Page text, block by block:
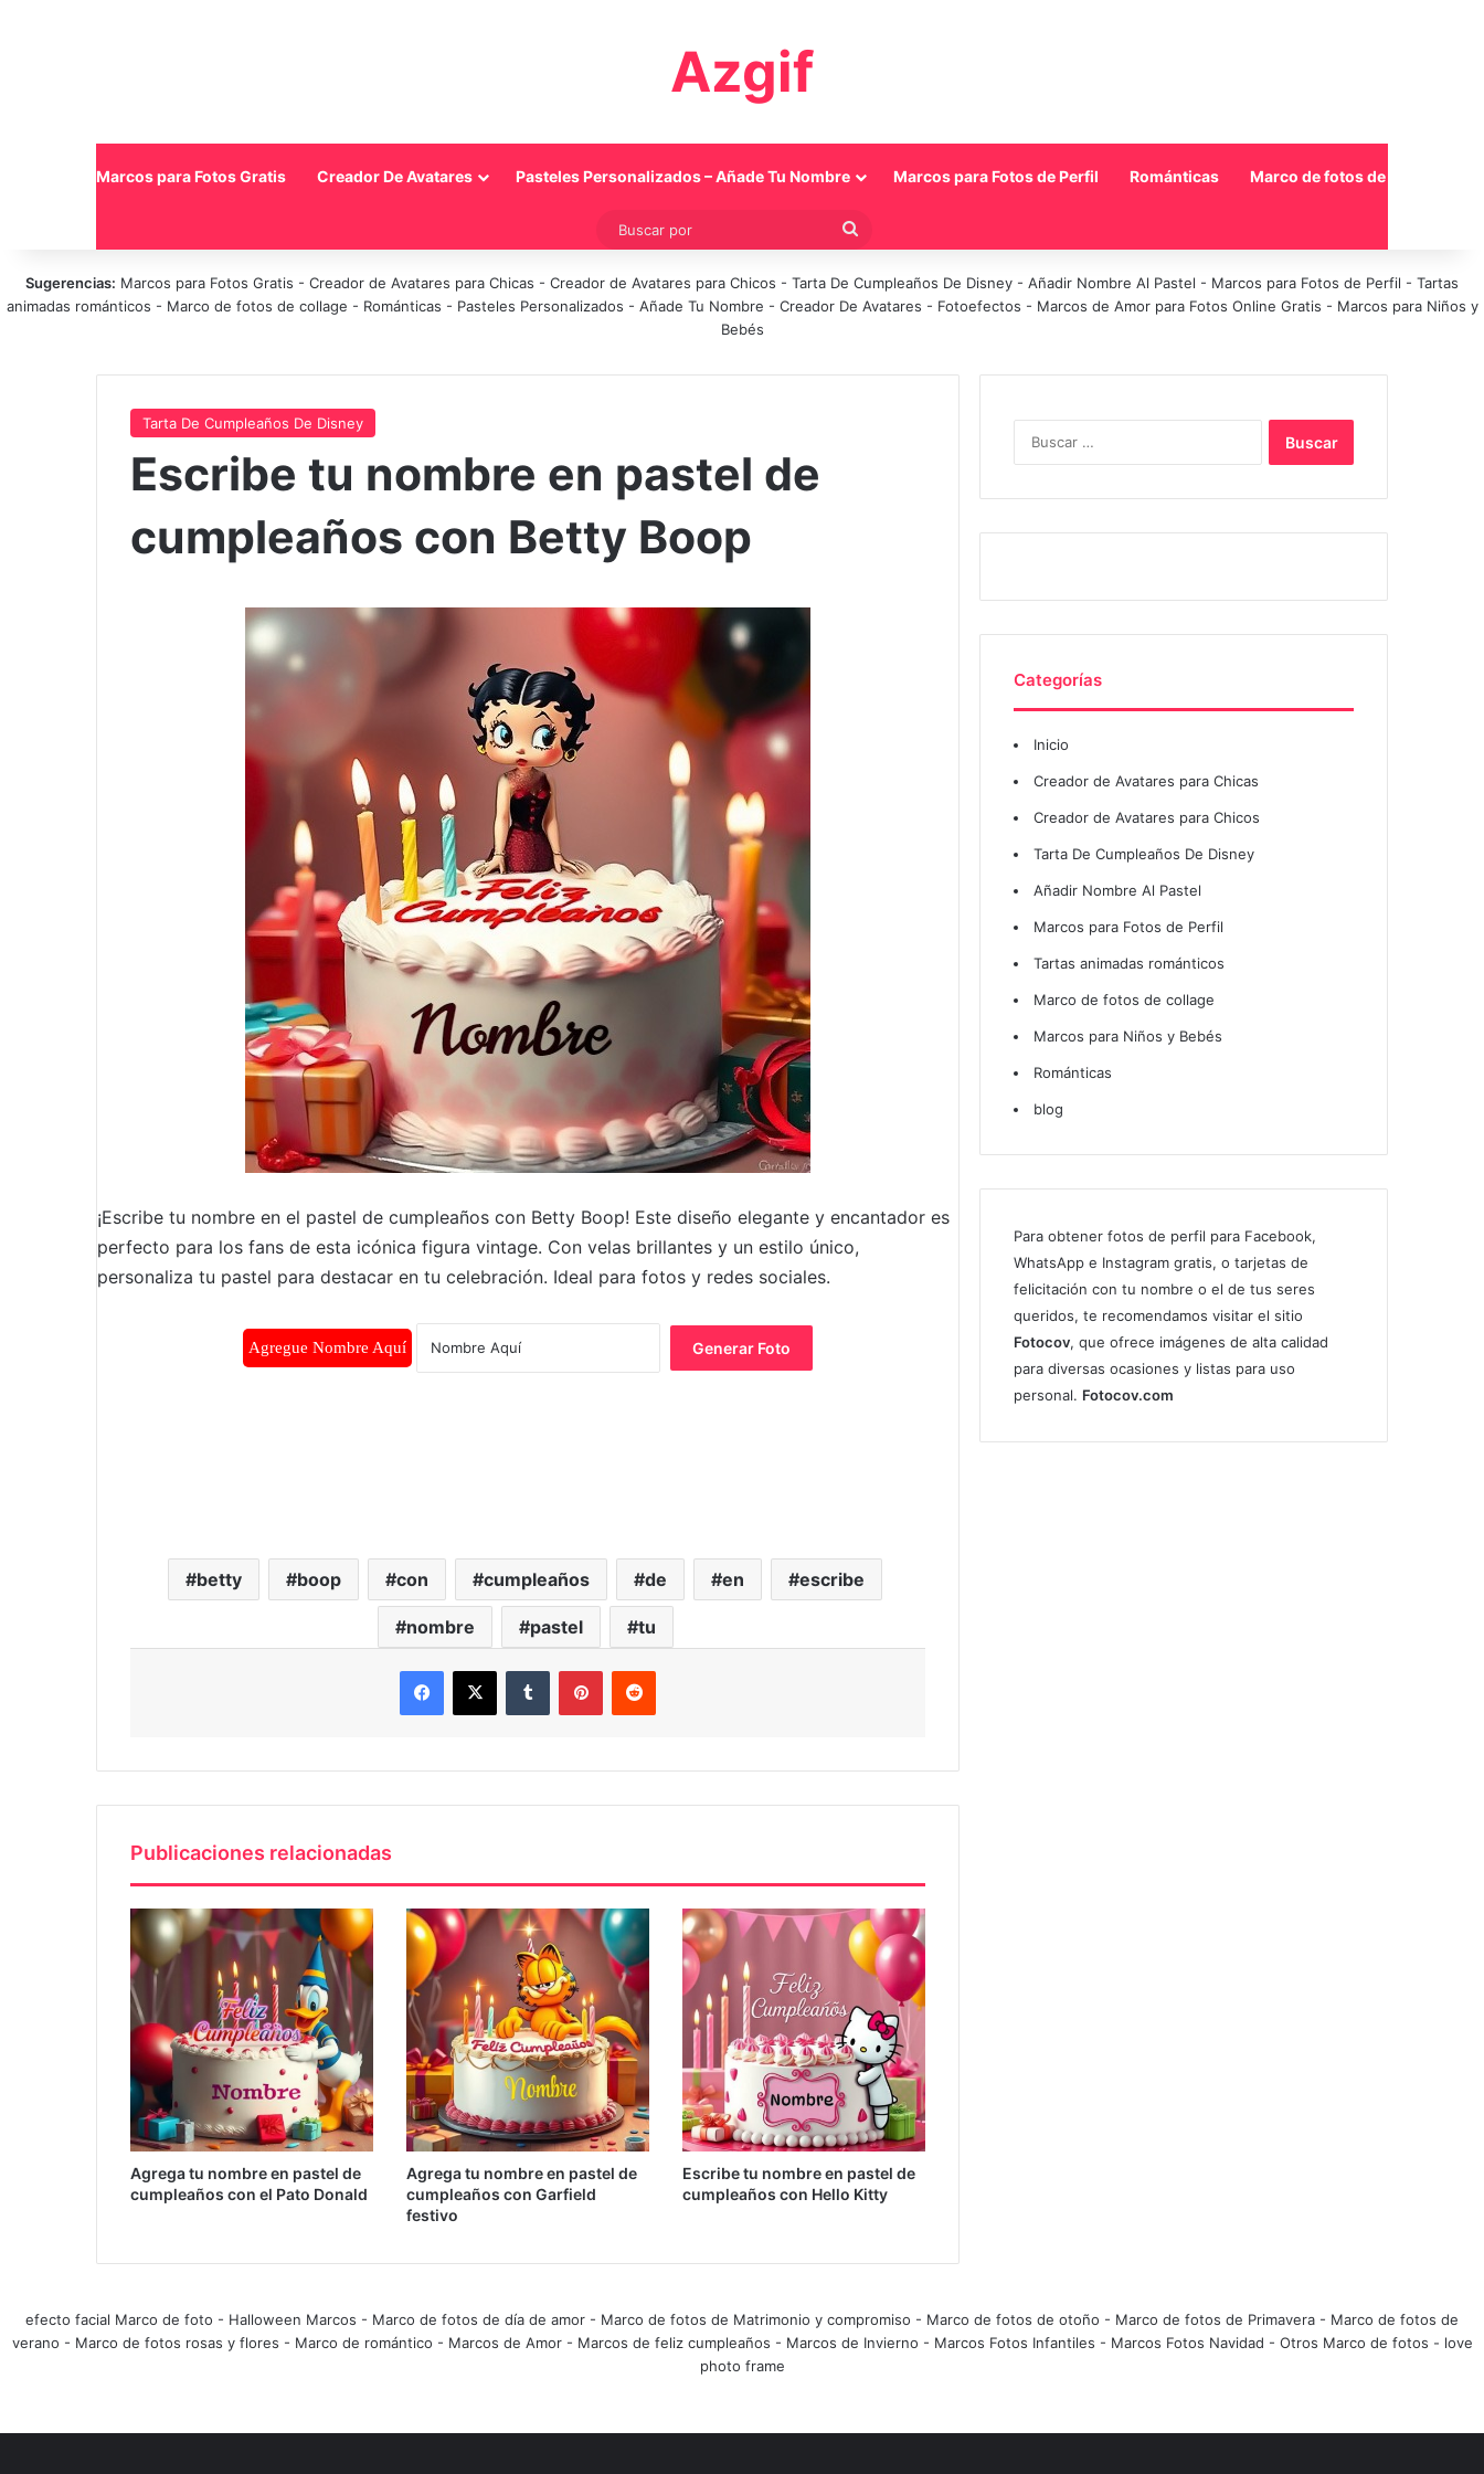
Azgif
Marcos para Fotos Gratis Creador De Avatares Pasteles Personalizados – Añade Tu Nombre Marcos para Fotos de Perfil Románticas Marco de fotos de collage
Buscar
Sugerencias: Marcos para Fotos Gratis - Creador de Avatares para Chicas - Creador de Avatares para Chicos - Tarta De Cumpleaños De Disney - Añadir Nombre Al Pastel - Marcos para Fotos de Perfil - Tartas
animadas románticos - Marco de fotos de collage - Románticas - Pasteles Personalizados - Añade Tu Nombre - Creador De Avatares - Fotoefectos - Marcos de Amor para Fotos Online Gratis - Marcos para Niños y
Bebés
Tarta De Cumpleaños De Disney
Escribe tu nombre en pastel de
cumpleaños con Betty Boop
¡Escribe tu nombre en el pastel de cumpleaños con Betty Boop! Este diseño elegante y encantador es
perfecto para los fans de esta icónica figura vintage. Con velas brillantes y un estilo único,
personaliza tu pastel para destacar en tu celebración. Ideal para fotos y redes sociales.
Agregue Nombre Aquí Generar Foto
betty boop con cumpleaños de en escribe
nombre pastel tu
Facebook
X TumblrPinterestReddit
Publicaciones relacionadas
Agrega tu nombre en pastel de
cumpleaños con el Pato Donald
Agrega tu nombre en pastel de
cumpleaños con Garfield
festivo
Escribe tu nombre en pastel de
cumpleaños con Hello Kitty
Categorías
Inicio
Creador de Avatares para Chicas
Creador de Avatares para Chicos
Tarta De Cumpleaños De Disney
Añadir Nombre Al Pastel
Marcos para Fotos de Perfil
Tartas animadas románticos
Marco de fotos de collage
Marcos para Niños y Bebés
Románticas
blog
Para obtener fotos de perfil para Facebook,
WhatsApp e Instagram gratis, o tarjetas de
felicitación con tu nombre o el de tus seres
queridos, te recomendamos visitar el sitio
Fotocov, que ofrece imágenes de alta calidad
para diversas ocasiones y listas para uso
personal. Fotocov.com
efecto facial Marco de foto - Halloween Marcos - Marco de fotos de día de amor - Marco de fotos de Matrimonio y compromiso - Marco de fotos de otoño - Marco de fotos de Primavera - Marco de fotos de
verano - Marco de fotos rosas y flores - Marco de romántico - Marcos de Amor- Marcos de feliz cumpleaños - Marcos de Invierno - Marcos Fotos Infantiles - Marcos Fotos Navidad - Otros Marco de fotos - love
photo frame